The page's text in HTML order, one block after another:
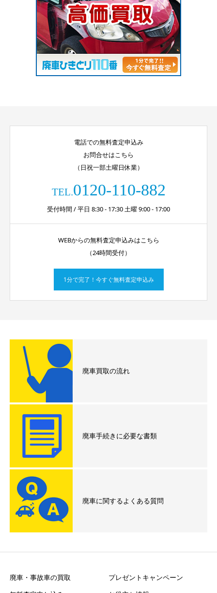
電話での無料査定申込み
お問合せはこちら
（日祝一部土曜日休業）
TEL.0120-110-882
受付時間 / 平日 8:30 - 17:30 土曜 9:00 - 17:00
WEBからの無料査定申込みはこちら
（24時間受付）
1分で完了！今すぐ無料査定申込み
廃車買取の流れ
廃車手続きに必要な書類
廃車に関するよくある質問
廃車・事故車の買取
プレゼントキャンペーン